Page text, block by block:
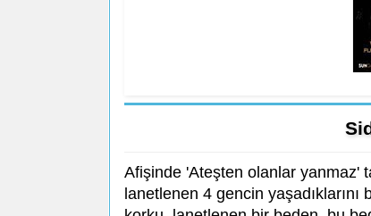
Afişinde 'Ateşten olanlar yanmaz'
lanetlenen 4 gencin